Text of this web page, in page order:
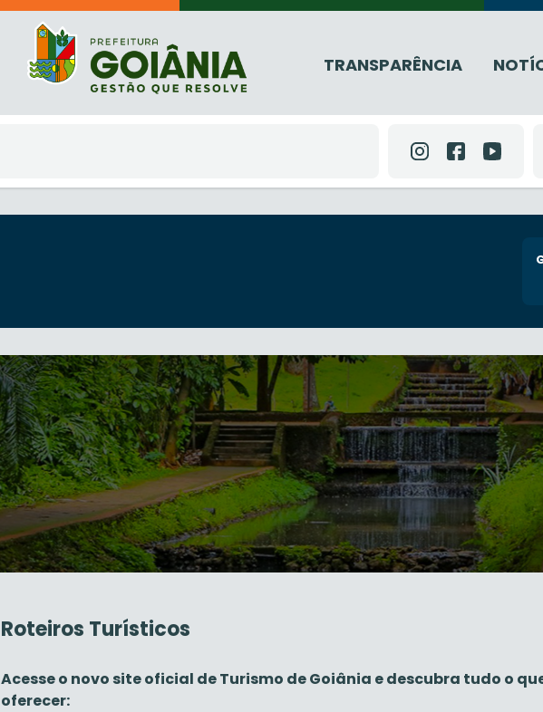
TRANSPARÊNCIA
Roteiros Turísticos
Acesse o novo site oficial de Turismo de Goiânia e descubra tudo o
oferecer: